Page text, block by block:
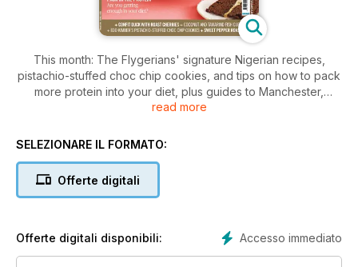
This month: The Flygerians' signature Nigerian recipes,
pistachio-stuffed choc chip cookies, and tips on how to pack
more protein into your diet, plus guides to Manchester,
Vancouver and Naples.
read more
SELEZIONARE IL FORMATO:
Offerte digitali
Accesso immediato
Offerte digitali disponibili: